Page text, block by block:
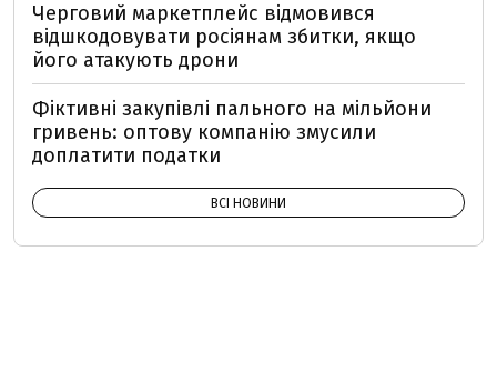
Черговий маркетплейс відмовився
відшкодовувати росіянам збитки, якщо
його атакують дрони
Фіктивні закупівлі пального на мільйони
гривень: оптову компанію змусили
доплатити податки
ВСІ НОВИНИ